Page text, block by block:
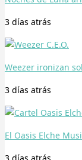
3 días atrás
Weezer ironizan
3 días atrás
El Oasis Elche